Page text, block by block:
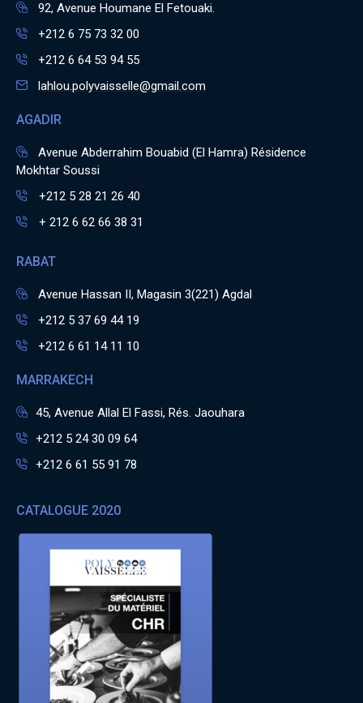
92, Avenue Houmane El Fetouaki.
+212 6 75 73 32 00
+212 6 64 53 94 55
lahlou.polyvaisselle@gmail.com
AGADIR
Avenue Abderrahim Bouabid (El Hamra) Résidence
Mokhtar Soussi
+212 5 28 21 26 40
+ 212 6 62 66 38 31
RABAT
Avenue Hassan II, Magasin 3(221) Agdal
+212 5 37 69 44 19
+212 6 61 14 11 10
MARRAKECH
45, Avenue Allal El Fassi, Rés. Jaouhara
+212 5 24 30 09 64
+212 6 61 55 91 78
CATALOGUE 2020